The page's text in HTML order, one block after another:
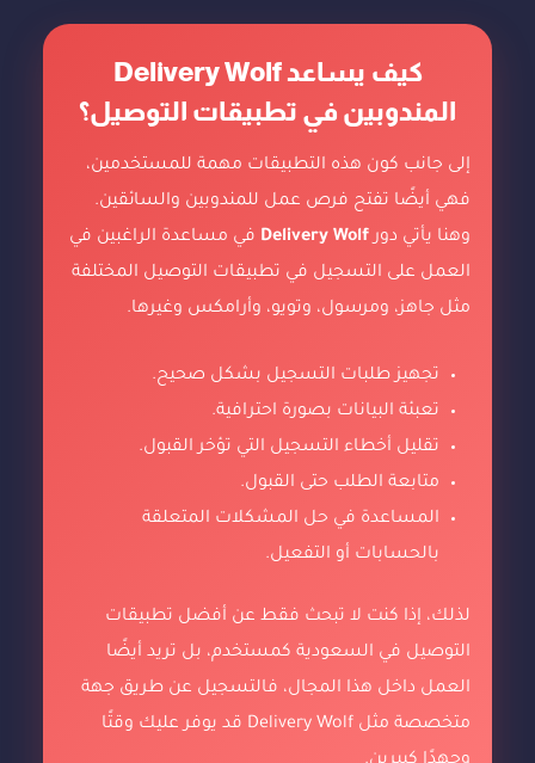
كيف يساعد Delivery Wolf
المندوبين في تطبيقات التوصيل؟
إلى جانب كون هذه التطبيقات مهمة للمستخدمين،
فهي أيضًا تفتح فرص عمل للمندوبين والسائقين.
وهنا يأتي دورDelivery Wolf في مساعدة الراغبين في
العمل على التسجيل في تطبيقات التوصيل المختلفة
مثل جاهز، ومرسول، وتويو، وأرامكس وغيرها.
تجهيز طلبات التسجيل بشكل صحيح.
تعبئة البيانات بصورة احترافية.
تقليل أخطاء التسجيل التي تؤخر القبول.
متابعة الطلب حتى القبول.
المساعدة في حل المشكلات المتعلقة
بالحسابات أو التفعيل.
لذلك، إذا كنت لا تبحث فقط عن أفضل تطبيقات
التوصيل في السعودية كمستخدم، بل تريد أيضًا
العمل داخل هذا المجال، فالتسجيل عن طريق جهة
متخصصة مثل Delivery Wolf قد يوفر عليك وقتًا